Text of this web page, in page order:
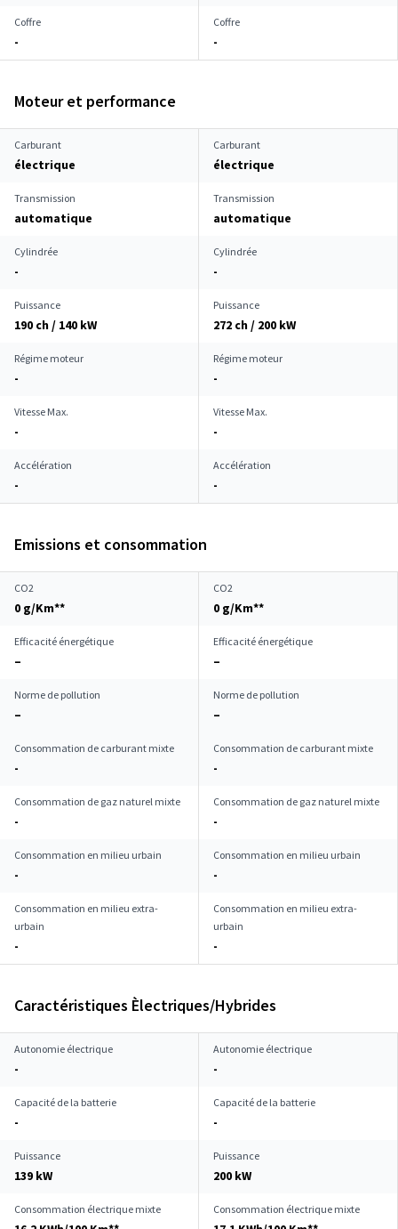
Coffre
-
Coffre
-
Moteur et performance
Carburant
électrique
Carburant
électrique
Transmission
automatique
Transmission
automatique
Cylindrée
-
Cylindrée
-
Puissance
190 ch / 140 kW
Puissance
272 ch / 200 kW
Régime moteur
-
Régime moteur
-
Vitesse Max.
-
Vitesse Max.
-
Accélération
-
Accélération
-
Emissions et consommation
CO2
0 g/Km**
CO2
0 g/Km**
Efficacité énergétique
–
Efficacité énergétique
–
Norme de pollution
–
Norme de pollution
–
Consommation de carburant mixte
-
Consommation de carburant mixte
-
Consommation de gaz naturel mixte
-
Consommation de gaz naturel mixte
-
Consommation en milieu urbain
-
Consommation en milieu urbain
-
Consommation en milieu extra-
urbain
-
Consommation en milieu extra-
urbain
-
Caractéristiques Èlectriques/Hybrides
Autonomie électrique
-
Autonomie électrique
-
Capacité de la batterie
-
Capacité de la batterie
-
Puissance
139 kW
Puissance
200 kW
Consommation électrique mixte Consommation électrique mixte